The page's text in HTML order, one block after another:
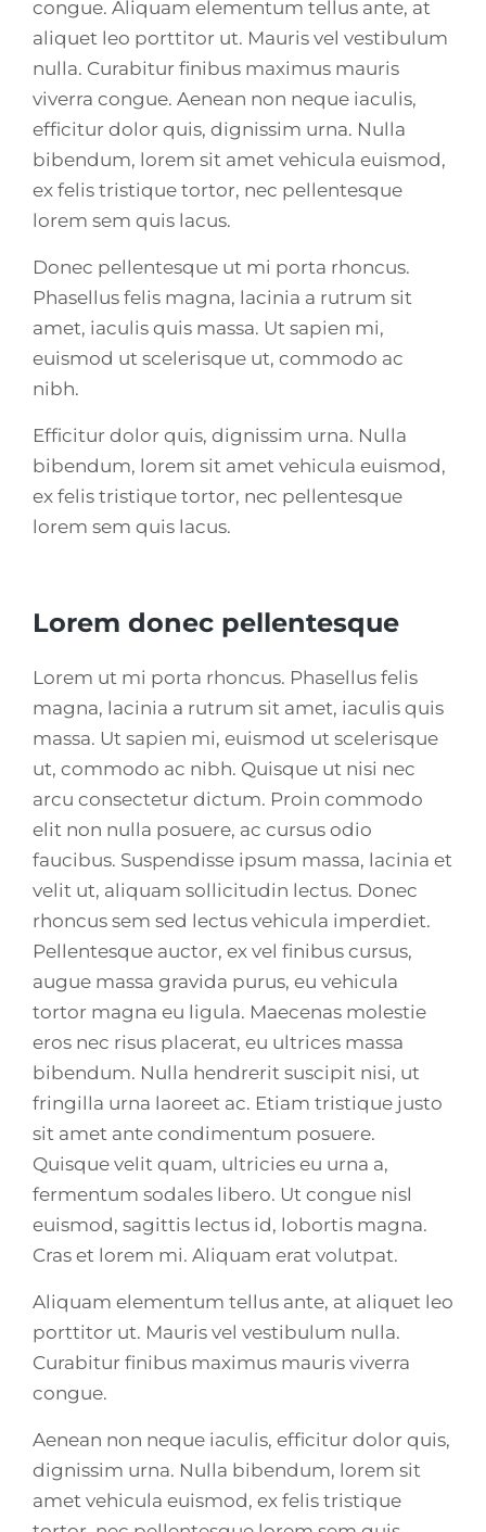
congue. Aliquam elementum tellus ante, at
aliquet leo porttitor ut. Mauris vel vestibulum
nulla. Curabitur finibus maximus mauris
viverra congue. Aenean non neque iaculis,
efficitur dolor quis, dignissim urna. Nulla
bibendum, lorem sit amet vehicula euismod,
ex felis tristique tortor, nec pellentesque
lorem sem quis lacus.
Donec pellentesque ut mi porta rhoncus.
Phasellus felis magna, lacinia a rutrum sit
amet, iaculis quis massa. Ut sapien mi,
euismod ut scelerisque ut, commodo ac
nibh.
Efficitur dolor quis, dignissim urna. Nulla
bibendum, lorem sit amet vehicula euismod,
ex felis tristique tortor, nec pellentesque
lorem sem quis lacus.
Lorem donec pellentesque
Lorem ut mi porta rhoncus. Phasellus felis
magna, lacinia a rutrum sit amet, iaculis quis
massa. Ut sapien mi, euismod ut scelerisque
ut, commodo ac nibh. Quisque ut nisi nec
arcu consectetur dictum. Proin commodo
elit non nulla posuere, ac cursus odio
faucibus. Suspendisse ipsum massa, lacinia et
velit ut, aliquam sollicitudin lectus. Donec
rhoncus sem sed lectus vehicula imperdiet.
Pellentesque auctor, ex vel finibus cursus,
augue massa gravida purus, eu vehicula
tortor magna eu ligula. Maecenas molestie
eros nec risus placerat, eu ultrices massa
bibendum. Nulla hendrerit suscipit nisi, ut
fringilla urna laoreet ac. Etiam tristique justo
sit amet ante condimentum posuere.
Quisque velit quam, ultricies eu urna a,
fermentum sodales libero. Ut congue nisl
euismod, sagittis lectus id, lobortis magna.
Cras et lorem mi. Aliquam erat volutpat.
Aliquam elementum tellus ante, at aliquet leo
porttitor ut. Mauris vel vestibulum nulla.
Curabitur finibus maximus mauris viverra
congue.
Aenean non neque iaculis, efficitur dolor quis,
dignissim urna. Nulla bibendum, lorem sit
amet vehicula euismod, ex felis tristique